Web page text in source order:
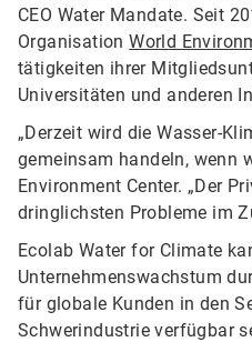
CEO Water Mandate. Seit
OrganisationWorld
tätigkeiten ihrer
Universitäten und anderen
„Derzeit wird die Wasser-
gemeinsam handeln, wenn
Environment Center. „Der
dringlichsten Probleme im
Ecolab Water for Climate
Unternehmenswachstum
für globale Kunden in den
Schwerindustrie verfügbar